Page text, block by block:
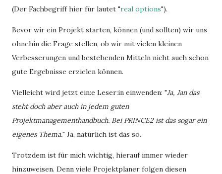
(Der Fachbegriff hier für lautet "real options").
Bevor wir ein Projekt starten, können (und sollten) wir uns
ohnehin die Frage stellen, ob wir mit vielen kleinen
Verbesserungen und bestehenden Mitteln nicht auch schon
gute Ergebnisse erzielen können.
Vielleicht wird jetzt ein:e Leser:in einwenden: "Ja, Jan das
steht doch aber auch in jedem guten
Projektmanagementhandbuch. Bei PRINCE2 ist das sogar ein
eigenes Thema." Ja, natürlich ist das so.
Trotzdem ist für mich wichtig, hierauf immer wieder
hinzuweisen. Denn viele Projektplaner folgen diesen